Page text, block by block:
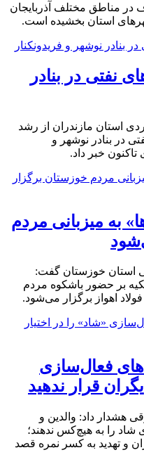
در مناطق مختلف آذربایجان
استان بخشیده است.
نفتی در بنادر
استان مازندران از رشد
در بنادر نوشهر و
تاکنون خبر داد.
به میزبانی مردم
استان خوزستان گفت:
بر حضور باشکوه مردم
اهواز برگزار می‌شود.
فعال‌سازی
قرار ندهید
هشدار داد: والدین و
را به هیچ‌کس ندهند؛
و تهدید به کسر نمره قصد